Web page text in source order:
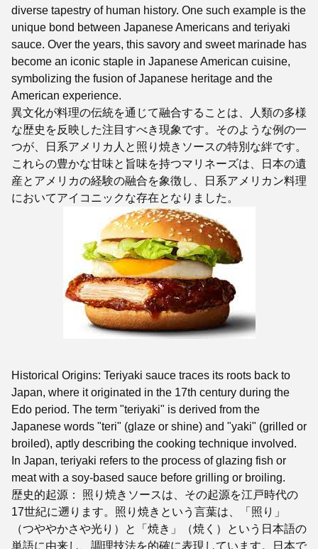
diverse tapestry of human history. One such example is the
unique bond between Japanese Americans and teriyaki
sauce. Over the years, this savory and sweet marinade has
become an iconic staple in Japanese American cuisine,
symbolizing the fusion of Japanese heritage and the
American experience.
異文化が料理の伝統を通じて融合することは、人類の多様
な歴史を反映した注目すべき現象です。そのような例の一
つが、日系アメリカ人と照り焼きソースの特別な絆です。
これらの豊かな甘味と旨味を持つマリネーズは、日本の遺
産とアメリカの経験の融合を象徴し、日系アメリカン料理
においてアイコニックな存在となりました。
Historical Origins: Teriyaki sauce traces its roots back to
Japan, where it originated in the 17th century during the
Edo period. The term "teriyaki" is derived from the
Japanese words "teri" (glaze or shine) and "yaki" (grilled or
broiled), aptly describing the cooking technique involved.
In Japan, teriyaki refers to the process of glazing fish or
meat with a soy-based sauce before grilling or broiling.
歴史的起源： 照り焼きソースは、その起源を江戸時代の
17世紀に遡ります。照り焼きという言葉は、「照り」
（つややかさや光り）と「焼き」（焼く）という日本語の
単語に由来し、調理技法を的確に表現しています。日本で